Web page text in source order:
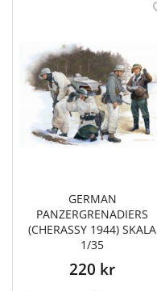
GERMAN
PANZERGRENADIERS
(CHERASSY 1944) SKALA
1/35
220 kr